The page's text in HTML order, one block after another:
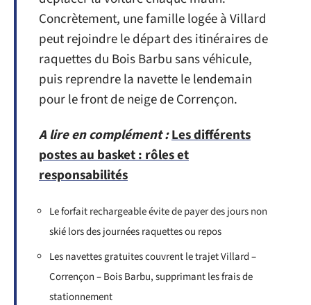
Concrètement, une famille logée à Villard
peut rejoindre le départ des itinéraires de
raquettes du Bois Barbu sans véhicule,
puis reprendre la navette le lendemain
pour le front de neige de Corrençon.
A lire en complément :Les différents
postes au basket : rôles et
responsabilités
Le forfait rechargeable évite de payer des jours non
skié lors des journées raquettes ou repos
Les navettes gratuites couvrent le trajet Villard –
Corrençon – Bois Barbu, supprimant les frais de
stationnement